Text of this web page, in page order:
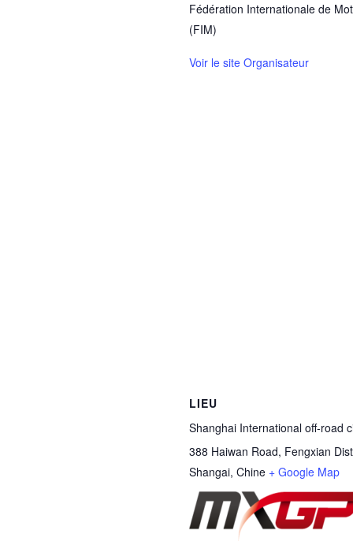
Fédération Internationale de
(FIM)
Voir le site Organisateur
LIEU
Shanghai International off-road
388 Haiwan Road, Fengxian
Shangai, Chine + Google Map